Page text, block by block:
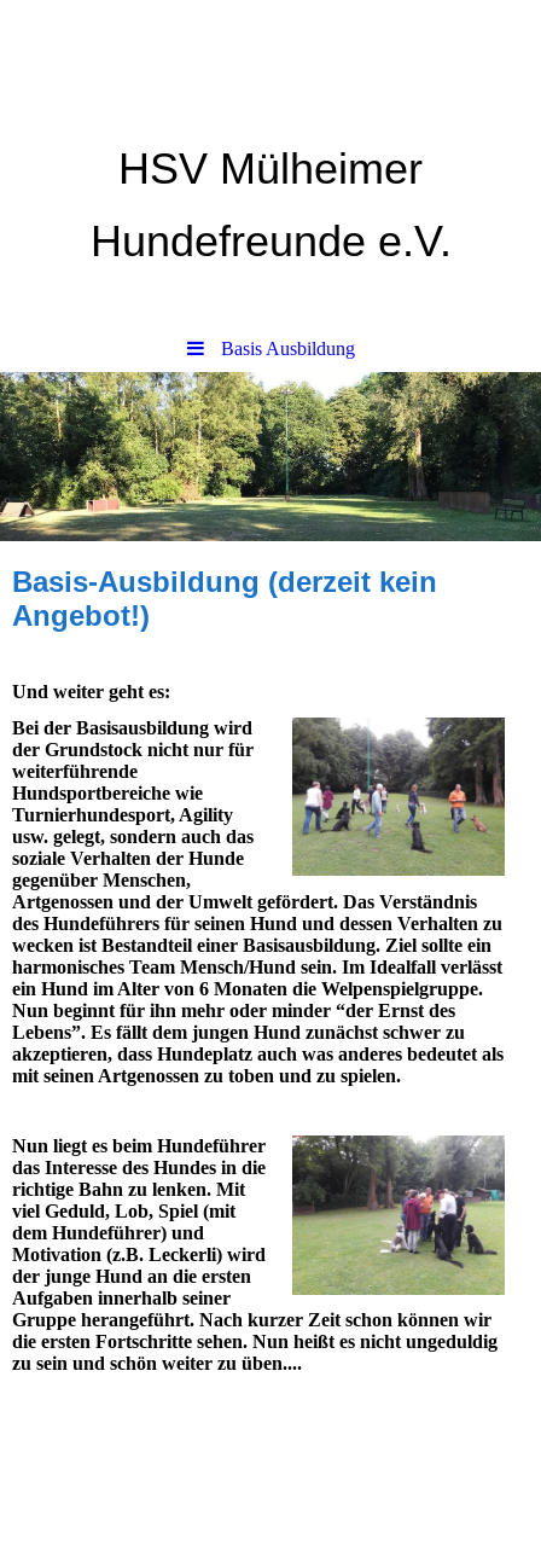
HSV Mülheimer
Hundefreunde e.V.
Basis Ausbildung
Basis-Ausbildung (derzeit kein
Angebot!)
Und weiter geht es:
Bei der Basisausbildung wird
der Grundstock nicht nur für
weiterführende
Hundsportbereiche wie
Turnierhundesport, Agility
usw. gelegt, sondern auch das
soziale Verhalten der Hunde
gegenüber Menschen,
Artgenossen und der Umwelt gefördert. Das Verständnis
des Hundeführers für seinen Hund und dessen Verhalten zu
wecken ist Bestandteil einer Basisausbildung. Ziel sollte ein
harmonisches Team Mensch/Hund sein. Im Idealfall verlässt
ein Hund im Alter von 6 Monaten die Welpenspielgruppe.
Nun beginnt für ihn mehr oder minder “der Ernst des
Lebens”. Es fällt dem jungen Hund zunächst schwer zu
akzeptieren, dass Hundeplatz auch was anderes bedeutet als
mit seinen Artgenossen zu toben und zu spielen.
Nun liegt es beim Hundeführer
das Interesse des Hundes in die
richtige Bahn zu lenken. Mit
viel Geduld, Lob, Spiel (mit
dem Hundeführer) und
Motivation (z.B. Leckerli) wird
der junge Hund an die ersten
Aufgaben innerhalb seiner
Gruppe herangeführt. Nach kurzer Zeit schon können wir
die ersten Fortschritte sehen. Nun heißt es nicht ungeduldig
zu sein und schön weiter zu üben....